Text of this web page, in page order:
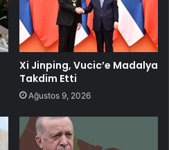
Xi Jinping, Vucic’e Madalya
Takdim Etti
Ağustos 9, 2026